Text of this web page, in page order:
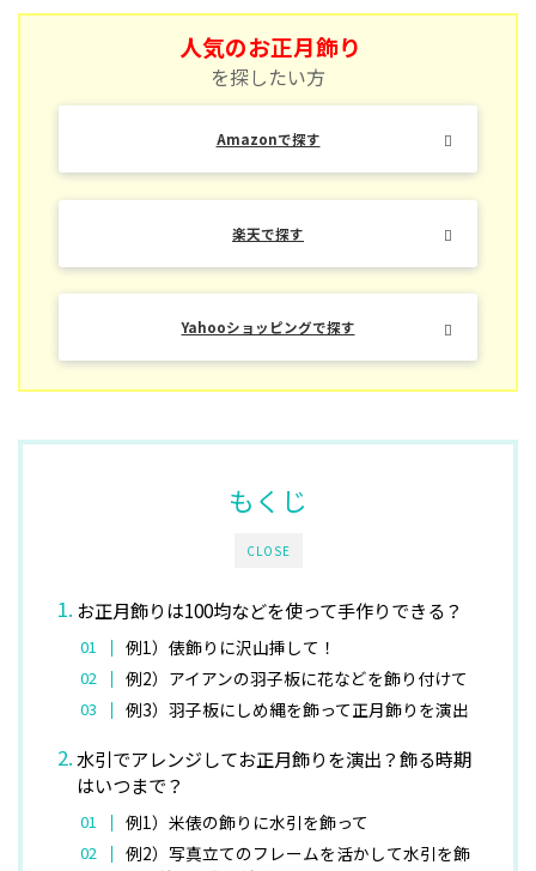
人気のお正月飾り
を探したい方
Amazonで探す
楽天で探す
Yahooショッピングで探す
CLOSE
もくじ
お正月飾りは100均などを使って手作りできる？
例1）俵飾りに沢山挿して！
例2）アイアンの羽子板に花などを飾り付けて
例3）羽子板にしめ縄を飾って正月飾りを演出
水引でアレンジしてお正月飾りを演出？飾る時期
はいつまで？
例1）米俵の飾りに水引を飾って
例2）写真立てのフレームを活かして水引を飾